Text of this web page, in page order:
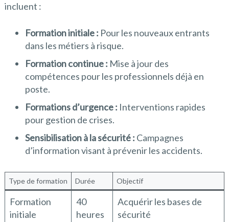
incluent :
Formation initiale : Pour les nouveaux entrants
dans les métiers à risque.
Formation continue : Mise à jour des
compétences pour les professionnels déjà en
poste.
Formations d’urgence : Interventions rapides
pour gestion de crises.
Sensibilisation à la sécurité : Campagnes
d’information visant à prévenir les accidents.
Type de formation Durée Objectif
Formation
initiale
40
heures
Acquérir les bases de
sécurité